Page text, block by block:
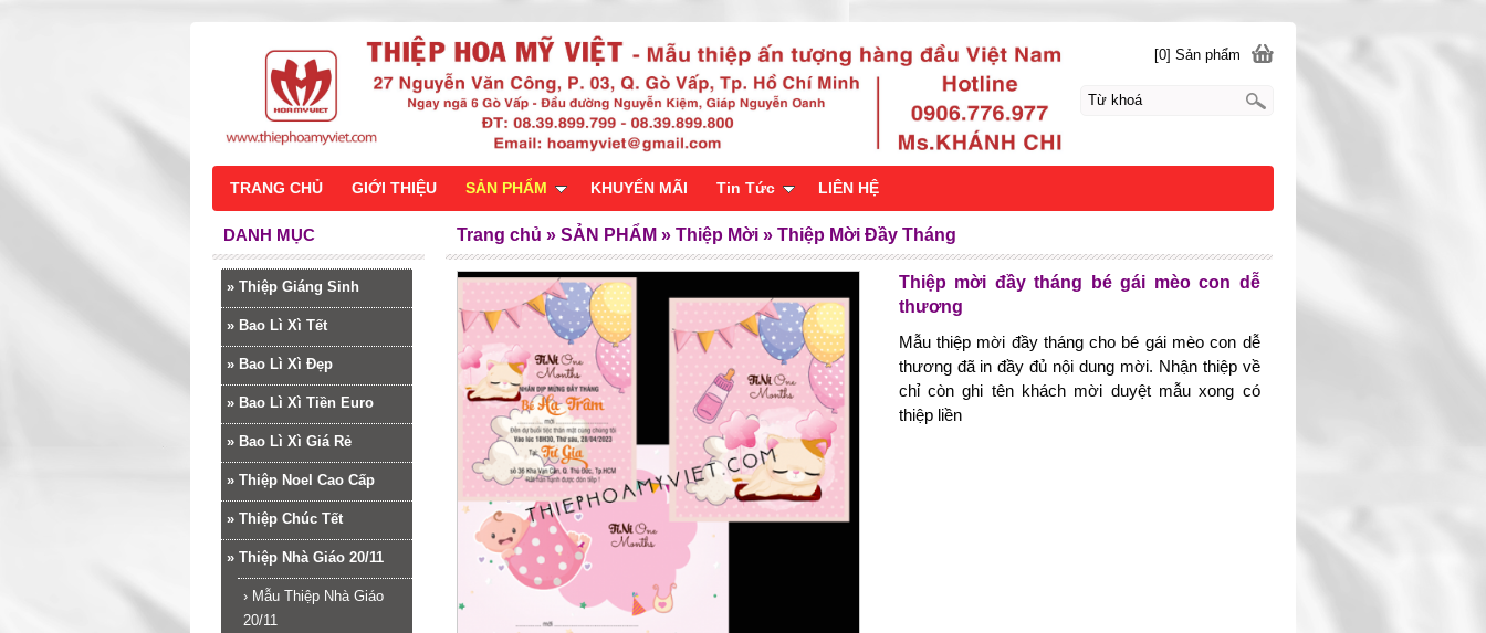
Thiệp mời đầy tháng bé gái mèo con dễ
thương
Mẫu thiệp mời đầy tháng cho bé gái mèo con dễ
thương đã in đầy đủ nội dung mời. Nhận thiệp về
chỉ còn ghi tên khách mời duyệt mẫu xong có
thiệp liền
Trang chủ »SẢN PHẨM »Thiệp Mời »Thiệp Mời Đầy Tháng
DANH MỤC
» Thiệp Giáng Sinh
» Bao Lì Xì Tết
» Bao Lì Xì Đẹp
» Bao Lì Xì Tiền Euro
» Bao Lì Xì Giá Rẻ
» Thiệp Noel Cao Cấp
» Thiệp Chúc Tết
» Thiệp Nhà Giáo 20/11
› Mẫu Thiệp Nhà Giáo
20/11
[0] Sản phẩm
TRANG CHỦ GIỚI THIỆU SẢN PHẨM KHUYẾN MÃI Tin Tức LIÊN HỆ